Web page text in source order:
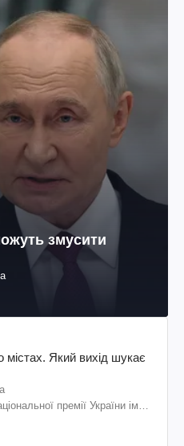
змусити
містах. Який вихід шукає
премії України ім.